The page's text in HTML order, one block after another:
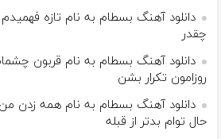
دانلود آهنگ بسطام به نام تازه
چقدر
دانلود آهنگ بسطام به نام قربون
روزامون تکرار بشن
دانلود آهنگ بسطام به نام همه زدن
حال توام بدتر از قبله